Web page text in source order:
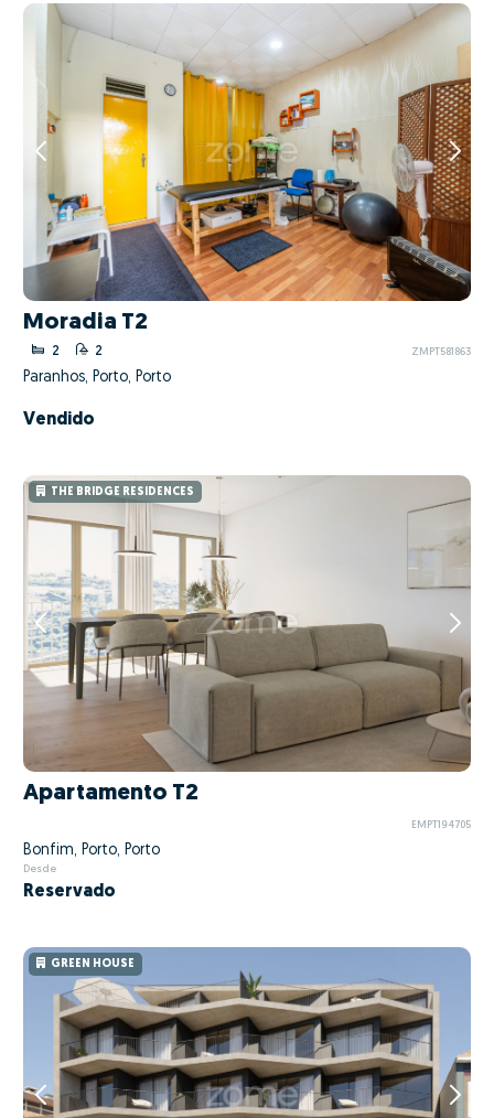
Moradia T2
2 2 ZMPT581863
Paranhos, Porto, Porto
Vendido
THE BRIDGE RESIDENCES
Apartamento T2
EMPT194705
Bonfim, Porto, Porto
Desde
Reservado
GREEN HOUSE